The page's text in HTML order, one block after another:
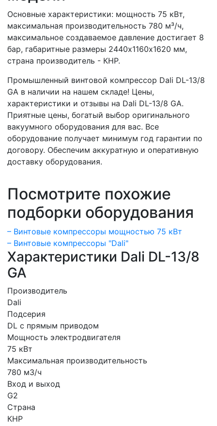
Основные характеристики: мощность 75 кВт,
максимальная производительность 780 м³/ч,
максимальное создаваемое давление достигает 8
бар, габаритные размеры 2440х1160х1620 мм,
страна производитель - КНР.
Промышленный винтовой компрессор Dali DL-13/8
GA в наличии на нашем складе! Цены,
характеристики и отзывы на Dali DL-13/8 GA.
Приятные цены, богатый выбор оригинального
вакуумного оборудования для вас. Все
оборудование получает минимум год гарантии по
договору. Обеспечим аккуратную и оперативную
доставку оборудования.
Посмотрите похожие
подборки оборудования
– Винтовые компрессоры мощностью 75 кВт
– Винтовые компрессоры "Dali"
Характеристики Dali DL-13/8
GA
Производитель
Dali
Подсерия
DL с прямым приводом
Мощность электродвигателя
75 кВт
Максимальная производительность
780 м3/ч
Вход и выход
G2
Страна
КНР